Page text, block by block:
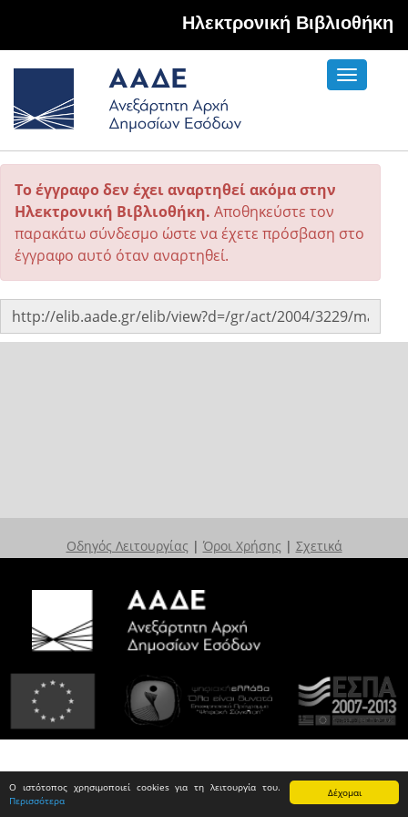
Δέχομαι
Ο ιστότοπος χρησιμοποιεί cookies για τη λειτουργία του.
Περισσότερα
Hλεκτρονική Βιβλιοθήκη
Toggle
Το έγγραφο δεν έχει αναρτηθεί ακόμα στην
Ηλεκτρονική Βιβλιοθήκη. Αποθηκεύστε τον
παρακάτω σύνδεσμο ώστε να έχετε πρόσβαση στο
έγγραφο αυτό όταν αναρτηθεί.
Οδηγός Λειτουργίας | Όροι Χρήσης | Σχετικά